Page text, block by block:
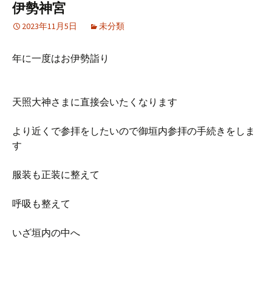
伊勢神宮
2023年11月5日 未分類
年に一度はお伊勢詣り
天照大神さまに直接会いたくなります
より近くで参拝をしたいので御垣内参拝の手続きをしま
す
服装も正装に整えて
呼吸も整えて
いざ垣内の中へ